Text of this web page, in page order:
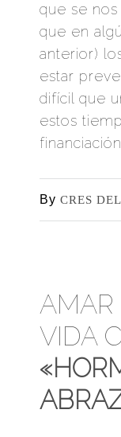
que se nos
que en
anterior)
estar
difícil que
estos
By CRES
AMAR
VIDA